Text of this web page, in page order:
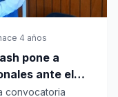
4 años
pone a
ante el
convocatoria